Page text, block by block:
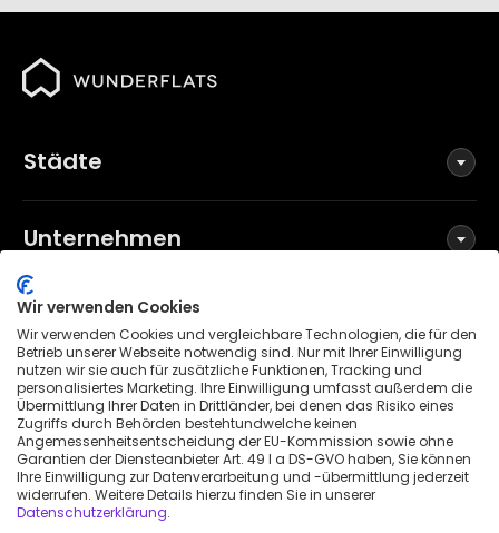
Städte
Unternehmen
Social Media
Allgemeine Geschäftsbedingungen
Datenschutzerklärung
Impressum
Patenthinweis
Wir verwenden Cookies
Wir verwenden Cookies und vergleichbare Technologien, die für den
Betrieb unserer Webseite notwendig sind. Nur mit Ihrer Einwilligung
nutzen wir sie auch für zusätzliche Funktionen, Tracking und
personalisiertes Marketing. Ihre Einwilligung umfasst außerdem die
Übermittlung Ihrer Daten in Drittländer, bei denen das Risiko eines
Zugriffs durch Behörden bestehtundwelche keinen
Angemessenheitsentscheidung der EU-Kommission sowie ohne
Garantien der Diensteanbieter Art. 49 I a DS-GVO haben, Sie können
Ihre Einwilligung zur Datenverarbeitung und -übermittlung jederzeit
widerrufen. Weitere Details hierzu finden Sie in unserer
Datenschutzerklärung.